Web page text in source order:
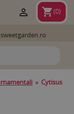
shopping_cart(0)

» Cytisus